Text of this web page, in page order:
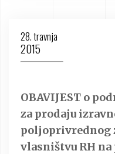
28. travnja
2015
OBAVIJEST o
za prodaju
poljoprivrednog
vlasništvu RH